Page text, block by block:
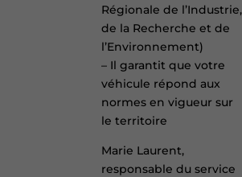
Régionale de l’Industrie,
de la Recherche et de
l’Environnement)
– Il garantit que votre
véhicule répond aux
normes en vigueur sur
le territoire
Marie Laurent,
responsable du service